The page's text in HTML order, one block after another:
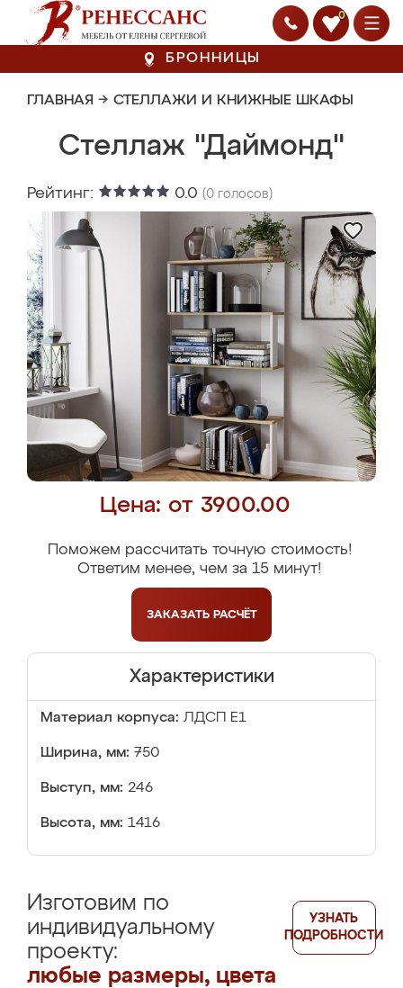
0
БРОННИЦЫ
ГЛАВНАЯ → СТЕЛЛАЖИ И КНИЖНЫЕ ШКАФЫ
Стеллаж "Даймонд"
Рейтинг: 0.0 (0 голосов)
Цена: от 3900.00
Поможем рассчитать точную стоимость!
Ответим менее, чем за 15 минут!
ЗАКАЗАТЬ РАСЧЁТ
Характеристики
Материал корпуса: ЛДСП Е1
Ширина, мм: 750
Выступ, мм: 246
Высота, мм: 1416
Изготовим по
индивидуальному
проекту:
любые размеры, цвета
УЗНАТЬ
ПОДРОБНОСТИ